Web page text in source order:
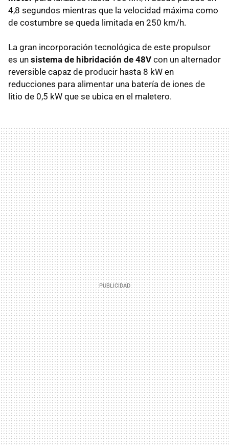
4,8 segundos mientras que la velocidad máxima como
de costumbre se queda limitada en 250 km/h.
La gran incorporación tecnológica de este propulsor
es un sistema de hibridación de 48V con un alternador
reversible capaz de producir hasta 8 kW en
reducciones para alimentar una batería de iones de
litio de 0,5 kW que se ubica en el maletero.